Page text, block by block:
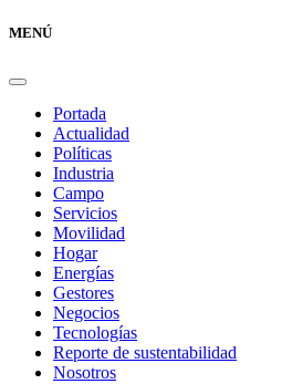
MENÚ
Portada
Actualidad
Políticas
Industria
Campo
Servicios
Movilidad
Hogar
Energías
Gestores
Negocios
Tecnologías
Reporte de sustentabilidad
Nosotros